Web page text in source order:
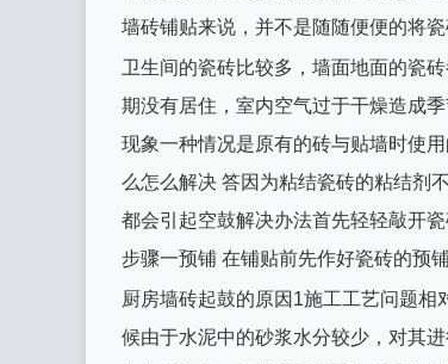
墙砖铺贴来说，并不是随随便便的将
卫生间的瓷砖比较多，墙面地面的瓷
期没有居住，室内空气过于干燥造成
现象一种情况是原有的砖与贴墙时使
么怎么解决 答因为粘结瓷砖的粘结剂
都会引起空鼓解决办法首先轻轻敲开
步骤一预铺 在铺贴前先作好瓷砖的预铺
厨房墙砖起鼓的原因1施工工艺问题
候由于水泥中的砂浆水分较少，对其